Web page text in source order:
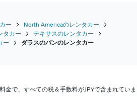
ー
North Americaのレンタカー
タカー
テキサスのレンタカー
ー
ダラスのバン​のレンタカー
金で、すべての税＆手数料がJPYで含まれていま